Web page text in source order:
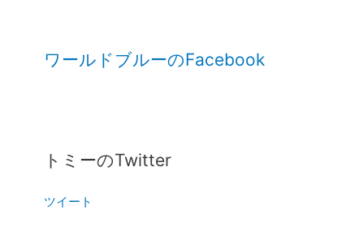
ワールドブルーのFacebook
トミーのTwitter
ツイート